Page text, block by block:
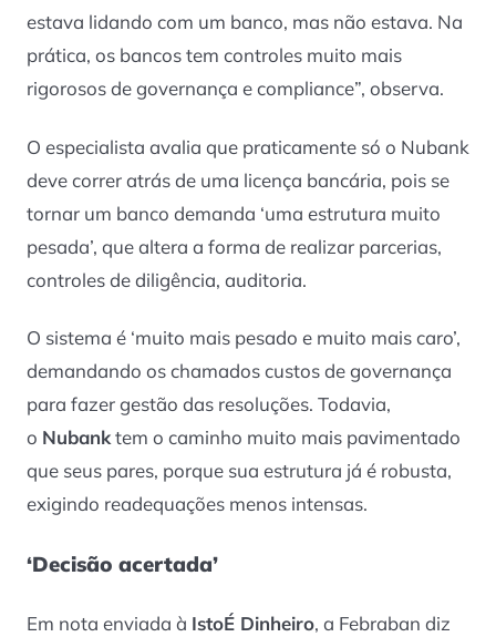
estava lidando com um banco, mas não estava. Na
prática, os bancos tem controles muito mais
rigorosos de governança e compliance”, observa.
O especialista avalia que praticamente só o Nubank
deve correr atrás de uma licença bancária, pois se
tornar um banco demanda ‘uma estrutura muito
pesada’, que altera a forma de realizar parcerias,
controles de diligência, auditoria.
O sistema é ‘muito mais pesado e muito mais caro’,
demandando os chamados custos de governança
para fazer gestão das resoluções. Todavia,
o Nubanktem o caminho muito mais pavimentado
que seus pares, porque sua estrutura já é robusta,
exigindo readequações menos intensas.
‘Decisão acertada’
Em nota enviada à IstoÉ Dinheiro, a Febraban diz